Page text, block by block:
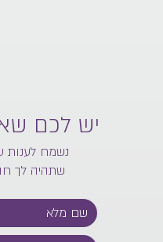
יש לכם
נשמח לענות
שתהיה לך